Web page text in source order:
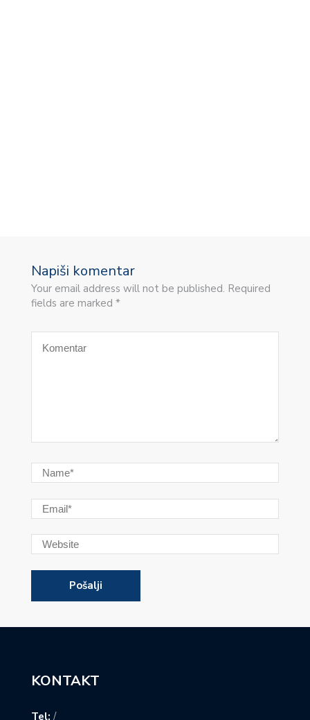
Napiši komentar
Your email address will not be published. Required
fields are marked *
KONTAKT
Tel: /